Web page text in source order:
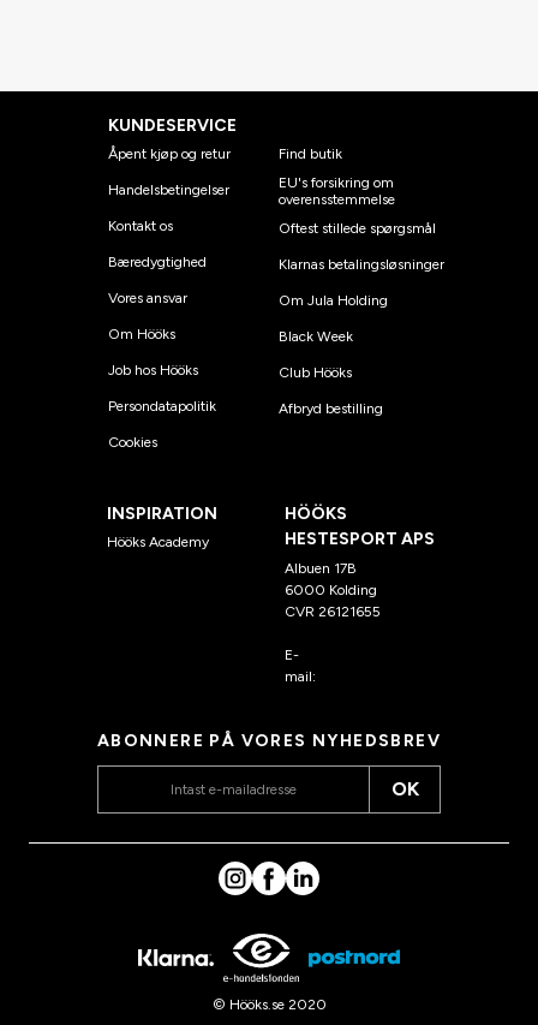
KUNDESERVICE
Åpent kjøp og retur
Handelsbetingelser
Kontakt os
Bæredygtighed
Vores ansvar
Om Hööks
Job hos Hööks
Persondatapolitik
Cookies
Find butik
EU's forsikring om
overensstemmelse
Oftest stillede spørgsmål
Klarnas betalingsløsninger
Om Jula Holding
Black Week
Club Hööks
Afbryd bestilling
INSPIRATION
Hööks Academy
HÖÖKS
HESTESPORT APS
Albuen 17B
6000 Kolding
CVR 26121655
E-
mail:
ABONNERE PÅ VORES NYHEDSBREV
OK
© Hööks.se 2020